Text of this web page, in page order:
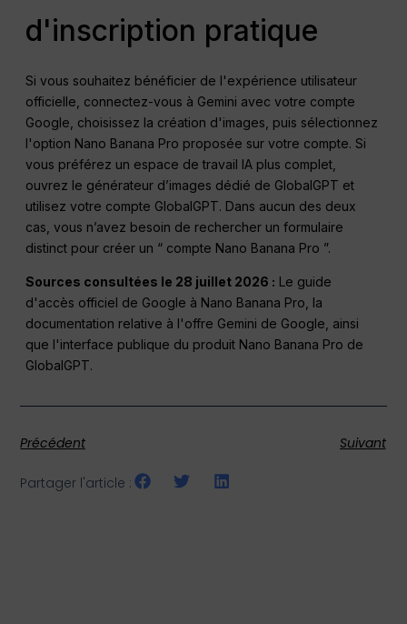
d'inscription pratique
Si vous souhaitez bénéficier de l'expérience utilisateur
officielle, connectez-vous à Gemini avec votre compte
Google, choisissez la création d'images, puis sélectionnez
l'option Nano Banana Pro proposée sur votre compte. Si
vous préférez un espace de travail IA plus complet,
ouvrez le générateur d’images dédié de GlobalGPT et
utilisez votre compte GlobalGPT. Dans aucun des deux
cas, vous n’avez besoin de rechercher un formulaire
distinct pour créer un “ compte Nano Banana Pro ”.
Sources consultées le 28 juillet 2026 : Le guide
d'accès officiel de Google à Nano Banana Pro, la
documentation relative à l'offre Gemini de Google, ainsi
que l'interface publique du produit Nano Banana Pro de
GlobalGPT.
Précédent Suivant
Partager l'article :